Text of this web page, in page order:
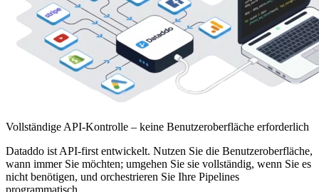
Vollständige API-Kontrolle – keine Benutzeroberfläche erforderlich
Dataddo ist API-first entwickelt. Nutzen Sie die Benutzeroberfläche,
wann immer Sie möchten; umgehen Sie sie vollständig, wenn Sie es
nicht benötigen, und orchestrieren Sie Ihre Pipelines